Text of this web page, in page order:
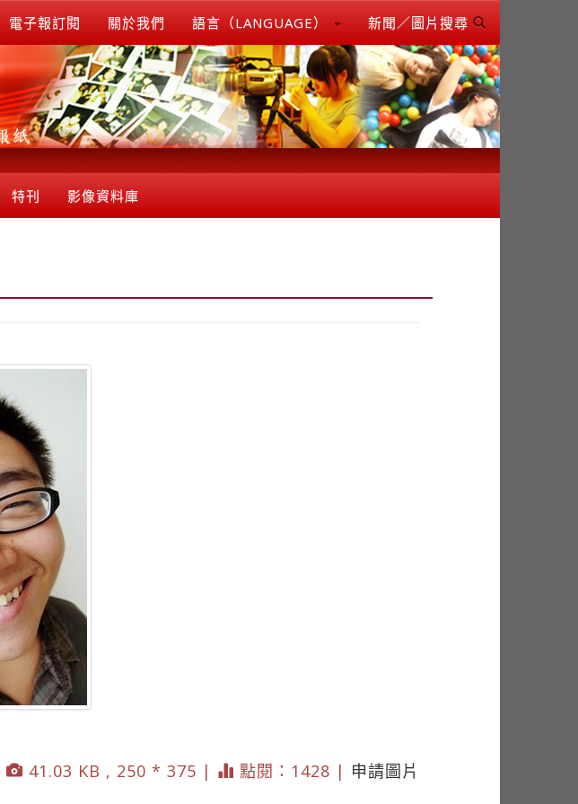
電子報訂閱 關於我們 語言（LANGUAGE） 新聞／圖片搜尋
特刊 影像資料庫
41.03 KB , 250 * 375 | 點閱：1428 | 申請圖片